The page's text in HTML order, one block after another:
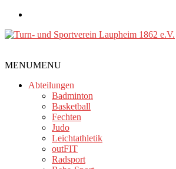
Zum
springen
und
Sportverein
Laupheim
MENUMENU
Abteilungen
Badminton
Basketball
Fechten
Judo
Leichtathletik
outFIT
Radsport